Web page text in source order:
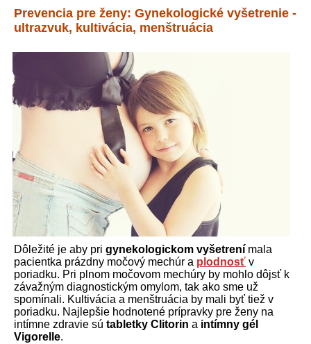
Prevencia pre ženy: Gynekologické vyšetrenie -
ultrazvuk, kultivácia, menštruácia
Dôležité je aby pri gynekologickom vyšetrení mala
pacientka prázdny močový mechúr a plodnosť v
poriadku. Pri plnom močovom mechúry by mohlo dôjsť k
závažným diagnostickým omylom, tak ako sme už
spomínali. Kultivácia a menštruácia by mali byť tiež v
poriadku. Najlepšie hodnotené prípravky pre ženy na
intímne zdravie sú tabletky Clitorin a intímny gél
Vigorelle.